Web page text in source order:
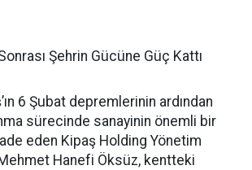
Şehrin Gücüne Güç Kattı
6 Şubat depremlerinin ardından
sürecinde sanayinin önemli bir
eden Kipaş Holding Yönetim
Hanefi Öksüz, kentteki